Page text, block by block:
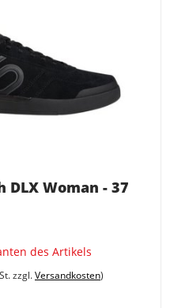
DLX Woman - 37
des Artikels
zzgl.Versandkosten)